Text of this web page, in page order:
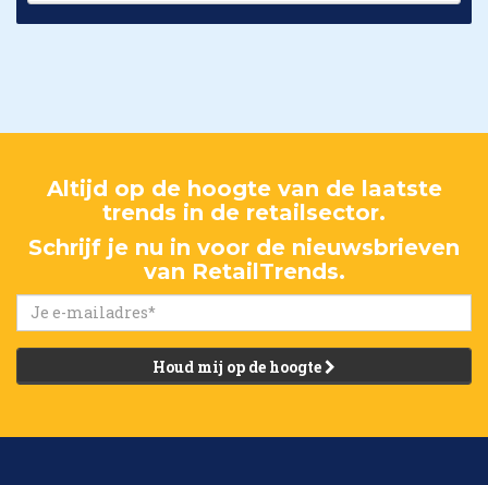
Altijd op de hoogte van de laatste
trends in de retailsector.
Schrijf je nu in voor de nieuwsbrieven
van RetailTrends.
Houd mij op de hoogte